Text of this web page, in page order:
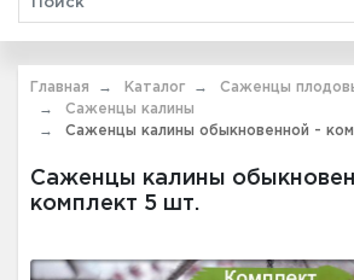
Главная Каталог
Саженцы
Саженцы калины
Саженцы калины обыкновенной -
Саженцы калины
комплект 5 шт.